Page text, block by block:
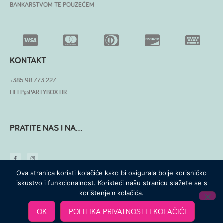
BANKARSTVOM TE POUZEĆEM
KONTAKT
+385 98 773 227
HELP@PARTYBOX.HR
PRATITE NAS I NA...
© SVA PRAVA PRIDRŽANA
MADE WITH ❤ BY SKROZ
Ova stranica koristi kolačiće kako bi osigurala bolje korisničko
iskustvo i funkcionalnost. Koristeći našu stranicu slažete se s
korištenjem kolačića.
OK POLITIKA PRIVATNOSTI I KOLAČIĆI